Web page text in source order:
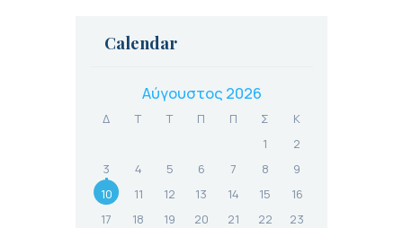
Calendar
Αύγουστος 2026
Δ Τ Τ Π Π Σ
Κ
1
2
3
4 5 6 7 8
9
10
11 12 13 14 15
16
17
18 19 20 21 22
23